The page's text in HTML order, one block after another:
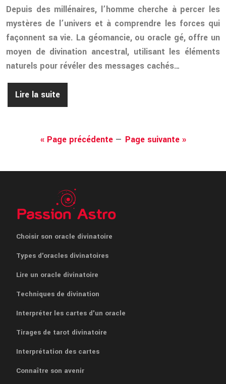
Depuis des millénaires, l’homme cherche à percer les
mystères de l’univers et à comprendre les forces qui
façonnent sa vie. La géomancie, ou oracle gé, offre un
moyen de divination ancestral, utilisant les éléments
naturels pour révéler des messages cachés…
Lire la suite
« Page précédente— Page suivante »
Choisir son oracle divinatoire
Types d'oracles divinatoires
Lire un oracle divinatoire
Techniques de divination
Interpréter les cartes d'un oracle
Tirages de tarot divinatoire
Interprétation des cartes
Connaître son avenir